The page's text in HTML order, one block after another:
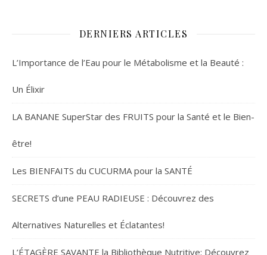
DERNIERS ARTICLES
L’Importance de l’Eau pour le Métabolisme et la Beauté :
Un Élixir
LA BANANE SuperStar des FRUITS pour la Santé et le Bien-
être!
Les BIENFAITS du CUCURMA pour la SANTÉ
SECRETS d’une PEAU RADIEUSE : Découvrez des
Alternatives Naturelles et Éclatantes!
L’ÉTAGÈRE SAVANTE la Bibliothèque Nutritive: Découvrez